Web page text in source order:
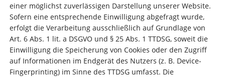
einer möglichst zuverlässigen Darstellung unserer Website.
Sofern eine entsprechende Einwilligung abgefragt wurde,
erfolgt die Verarbeitung ausschließlich auf Grundlage von
Art. 6 Abs. 1 lit. a DSGVO und § 25 Abs. 1 TTDSG, soweit die
Einwilligung die Speicherung von Cookies oder den Zugriff
auf Informationen im Endgerät des Nutzers (z. B. Device-
Fingerprinting) im Sinne des TTDSG umfasst. Die